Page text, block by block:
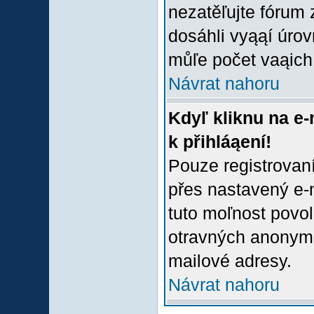
nezatěľujte fórum
dosáhli vyąąí
můľe počet
Návrat nahoru
Kdyľ kliknu na
k přihláąení!
Pouze
přes nastavený
tuto moľnost
otravných
mailové adresy.
Návrat nahoru